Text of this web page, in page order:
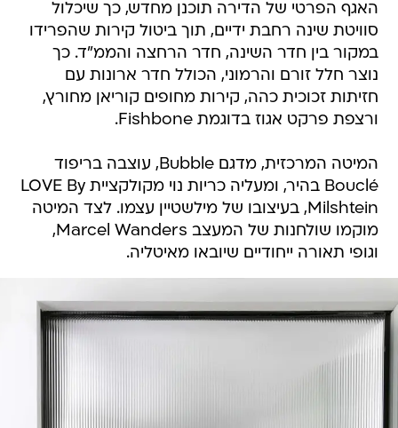
האגף הפרטי של הדירה תוכנן מחדש, כך שיכלול
סוויטת שינה רחבת ידיים, תוך ביטול קירות שהפרידו
במקור בין חדר השינה, חדר הרחצה והממ"ד. כך
נוצר חלל זורם והרמוני, הכולל חדר ארונות עם
חזיתות זכוכית כהה, קירות מחופים קוריאן מחורץ,
ורצפת פרקט אגוז בדוגמת Fishbone.
המיטה המרכזית, מדגם Bubble, עוצבה בריפוד
Bouclé בהיר, ומעליה כריות נוי מקולקציית LOVE By
Milshtein, בעיצובו של מילשטיין עצמו. לצד המיטה
מוקמו שולחנות של המעצב Marcel Wanders,
וגופי תאורה ייחודיים שיובאו מאיטליה.